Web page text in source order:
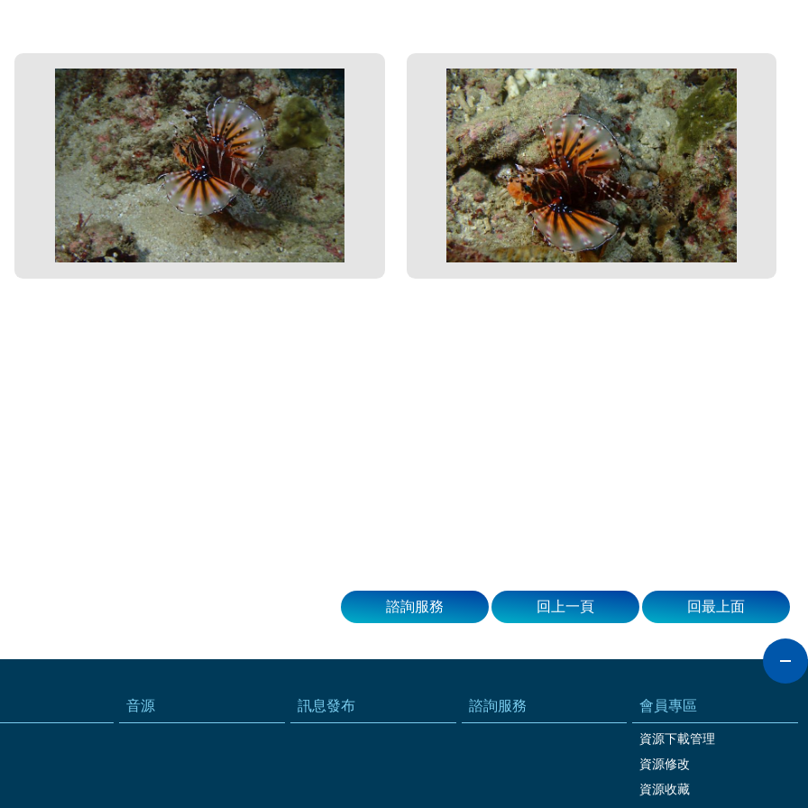
諮詢服務 回上一頁 回最上面
音源 訊息發布 諮詢服務 會員專區
資源下載管理
資源修改
資源收藏